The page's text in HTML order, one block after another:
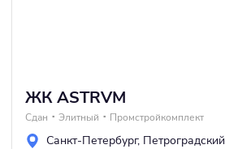
ЖК ASTRVM
Сдан Элитный Промстройкомплект
Санкт-Петербург, Петроградский